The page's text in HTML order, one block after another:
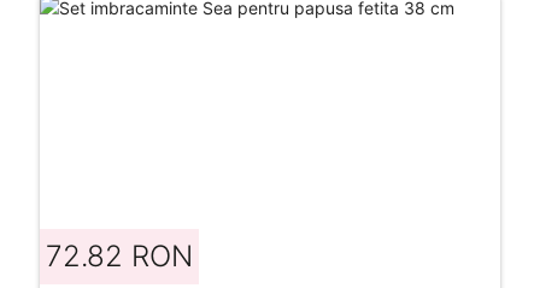
72.82 RON